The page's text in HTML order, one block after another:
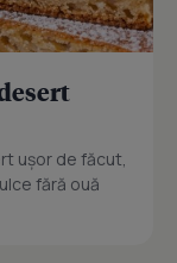
ușor de făcut,
fără ouă